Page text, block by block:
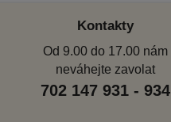
Kontakty
Od 9.00 do 17.00 nám
neváhejte zavolat
702 147 931 - 934